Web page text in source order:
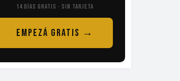
14 DÍAS GRATIS · SIN TARJETA
EMPEZÁ GRATIS →